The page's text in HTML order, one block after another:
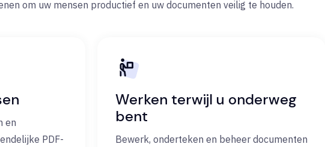
om uw mensen productief en uw documenten veilig te houden.
en
PDF-
Werken terwijl u onderweg
bent
Bewerk, onderteken en beheer documenten